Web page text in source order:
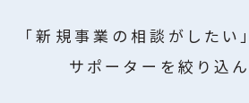
「新規事業の相談がしたい
サポーターを絞り込ん